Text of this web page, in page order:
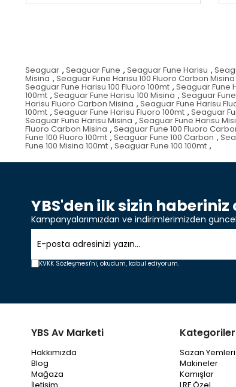
Seaguar , Seaguar Fune , Seaguar Fune Harisu ,
Misina , Seaguar Fune Harisu 100 Fluoro Carbon Misina
Seaguar Fune Harisu 100 Fluoro 100mt , Seaguar Fune
100mt , Seaguar Fune Harisu 100 Misina , Seaguar
Harisu Fluoro Carbon Misina , Seaguar Fune Harisu
100mt , Seaguar Fune Harisu Fluoro 100mt , Seaguar
Seaguar Fune Harisu Misina , Seaguar Fune Harisu
Fluoro Carbon Misina , Seaguar Fune 100 Fluoro
Fune 100 Fluoro 100mt , Seaguar Fune 100 Carbon ,
Fune 100 Misina 100mt , Seaguar Fune 100 100mt ,
YBS'den ilk sizin haberiniz
Kampanyalarımızdan ve indirimlerimizden
KVKK Sözleşmesi'ni, okudum, kabul ediyorum.
YBS Av Marketi
Hakkımızda
Blog
Mağaza
Kategoriler
Sazan Yemleri
Makineler
Kamışlar